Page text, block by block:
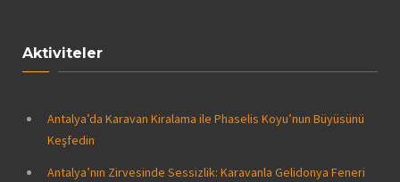
Aktiviteler
Antalya’da Karavan Kiralama ile Phaselis Koyu’nun Büyüsünü
Keşfedin
Antalya’nın Zirvesinde Sessizlik: Karavanla Gelidonya Feneri